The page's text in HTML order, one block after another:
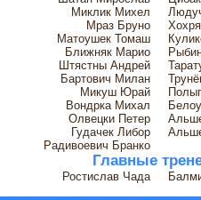
Миклик Михел
Мраз Бруно
Матоушек Томаш
Ближняк Марио
Штястны Андрей
Бартович Милан
Микуш Юрай
Вондрка Михал
Олвецки Петер
Гудачек Либор
Радивоевич Бранко
Главные
Ростислав Чада